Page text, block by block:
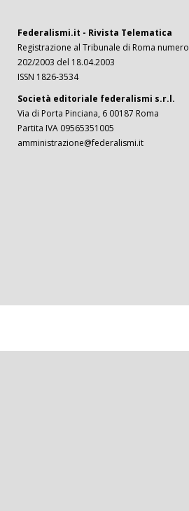
Federalismi.it - Rivista Telematica
Registrazione al Tribunale di Roma numero
202/2003 del 18.04.2003
ISSN 1826-3534
Società editoriale federalismi s.r.l.
Via di Porta Pinciana, 6 00187 Roma
Partita IVA 09565351005
amministrazione@federalismi.it